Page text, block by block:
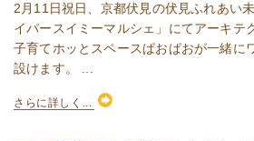
2月11日祝日、京都伏見の伏見ふれあい
イパースイミーマルシェ」にてアーキテ
子育てホッとスペースぱおぱおが一緒に
設けます。 ...
さらに詳しく...